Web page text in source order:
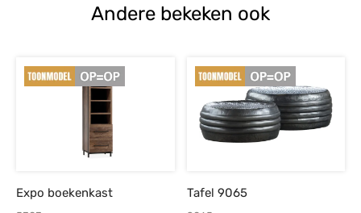
Andere bekeken ook
Expo boekenkast Tafel 9065